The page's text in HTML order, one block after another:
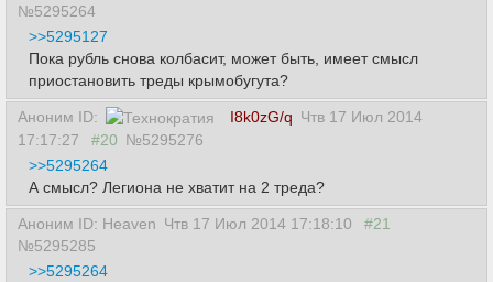
№5295264
>>5295127
Пока рубль снова колбасит, может быть, имеет смысл
приостановить треды крымобугута?
Аноним ID: I8k0zG/q Чтв 17 Июл 2014
17:17:27
#20 №5295276
>>5295264
А смысл? Легиона не хватит на 2 треда?
Аноним ID: Heaven Чтв 17 Июл 2014 17:18:10
#21
№5295285
>>5295264